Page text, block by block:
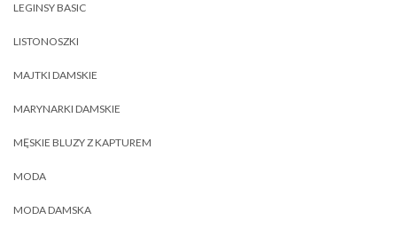
LEGINSY BASIC
LISTONOSZKI
MAJTKI DAMSKIE
MARYNARKI DAMSKIE
MĘSKIE BLUZY Z KAPTUREM
MODA
MODA DAMSKA